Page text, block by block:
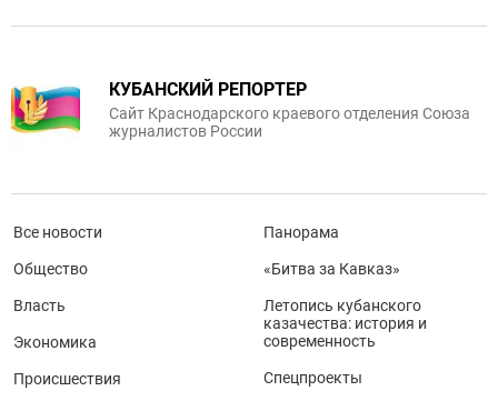
КУБАНСКИЙ РЕПОРТЕР
Сайт Краснодарского краевого отделения Союза
журналистов России
Все новости
Общество
Власть
Экономика
Происшествия
Панорама
«Битва за Кавказ»
Летопись кубанского
казачества: история и
современность
Спецпроекты